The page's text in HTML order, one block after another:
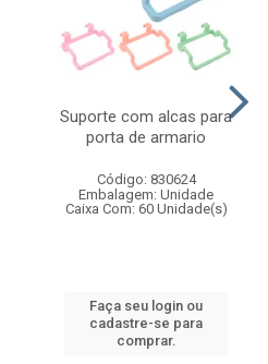
Suporte com alcas para
porta de armario
Código: 830624
Embalagem: Unidade
Caixa Com: 60 Unidade(s)
Faça seu login ou
cadastre-se para
comprar.